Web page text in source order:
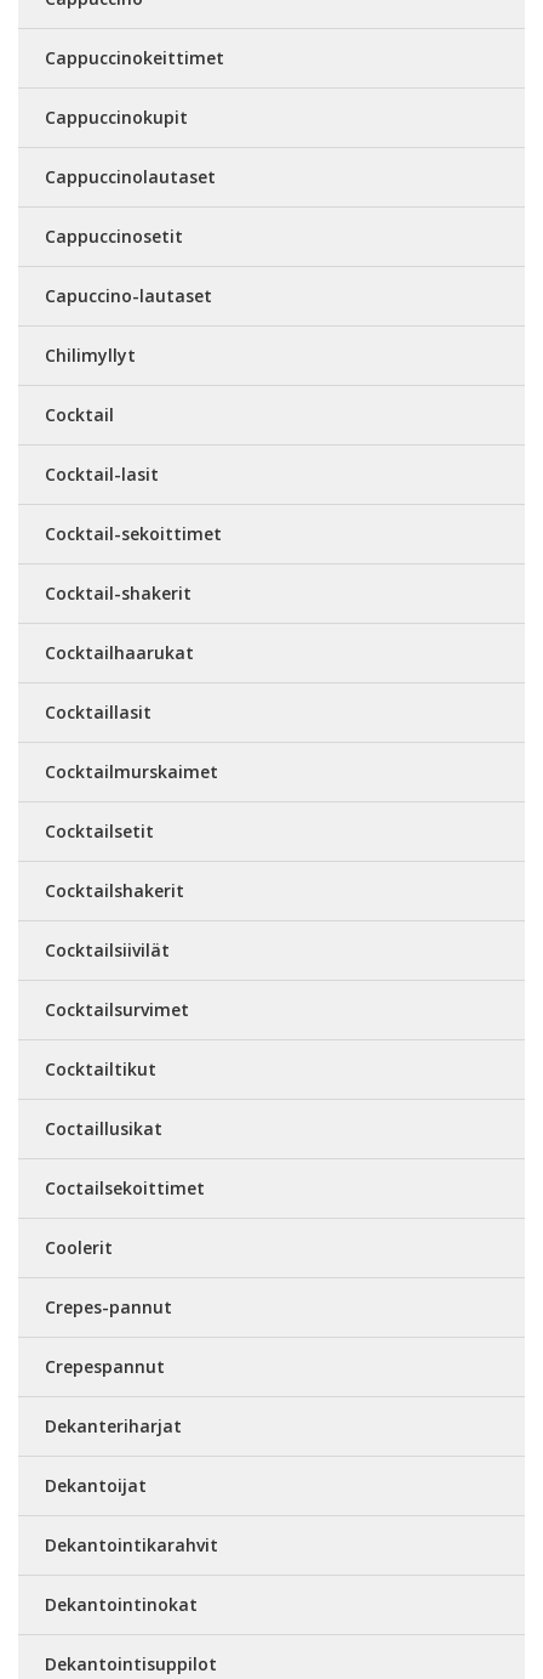
Cappuccinokeittimet
Cappuccinokupit
Cappuccinolautaset
Cappuccinosetit
Capuccino-lautaset
Chilimyllyt
Cocktail
Cocktail-lasit
Cocktail-sekoittimet
Cocktail-shakerit
Cocktailhaarukat
Cocktaillasit
Cocktailmurskaimet
Cocktailsetit
Cocktailshakerit
Cocktailsiivilät
Cocktailsurvimet
Cocktailtikut
Coctaillusikat
Coctailsekoittimet
Coolerit
Crepes-pannut
Crepespannut
Dekanteriharjat
Dekantoijat
Dekantointikarahvit
Dekantointinokat
Dekantointisuppilot